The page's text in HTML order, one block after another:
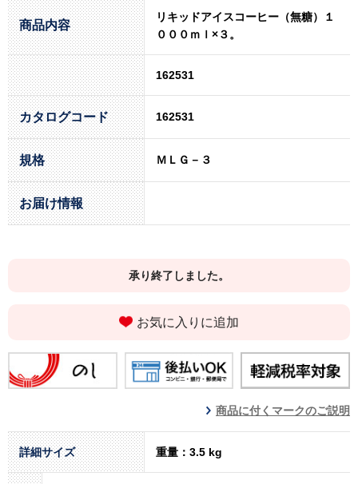
商品内容
リキッドアイスコーヒー（無糖）１
０００ｍｌ×３。
162531
カタログコード 162531
規格 ＭＬＧ－３
お届け情報
承り終了しました。
お気に入りに追加
商品に付くマークのご説明
詳細サイズ 重量：3.5 kg